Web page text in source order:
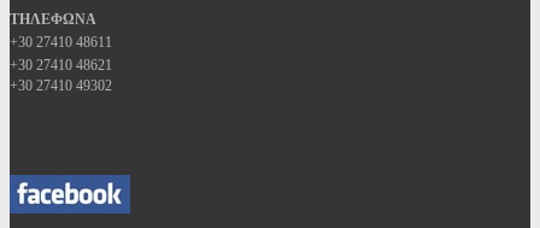
ΤΗΛΕΦΩΝΑ
+30 27410 48611
+30 27410 48621
+30 27410 49302